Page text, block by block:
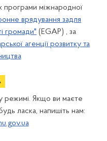
програми міжнародної
врядування задля
громади" (EGAP) , за
агенції розвитку та
режимі. Якщо ви маєте
ласка, напишіть нам: